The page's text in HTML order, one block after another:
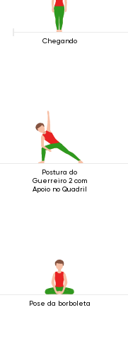
Chegando
Postura do
Guerreiro 2 com
Apoio no Quadril
Pose da borboleta